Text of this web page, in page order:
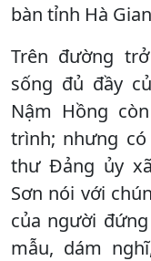
bàn tỉnh Hà
Trên đường
sống đủ đầy
Nậm Hồng
trình; nhưng
thư Đảng ủy
Sơn nói với
của người
mẫu, dám